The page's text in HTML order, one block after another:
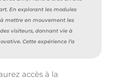
En explorant les modules
mettre en mouvement les
visiteurs, donnant vie à
Cette expérience l’a
accès à la